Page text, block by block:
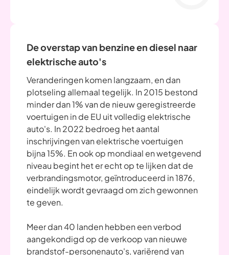
De overstap van benzine en diesel naar
elektrische auto's
Veranderingen komen langzaam, en dan
plotseling allemaal tegelijk. In 2015 bestond
minder dan 1% van de nieuw geregistreerde
voertuigen in de EU uit volledig elektrische
auto's. In 2022 bedroeg het aantal
inschrijvingen van elektrische voertuigen
bijna 15%. En ook op mondiaal en wetgevend
niveau begint het er echt op te lijken dat de
verbrandingsmotor, geïntroduceerd in 1876,
eindelijk wordt gevraagd om zich gewonnen
te geven.
Meer dan 40 landen hebben een verbod
aangekondigd op de verkoop van nieuwe
brandstof-personenauto's, variërend van